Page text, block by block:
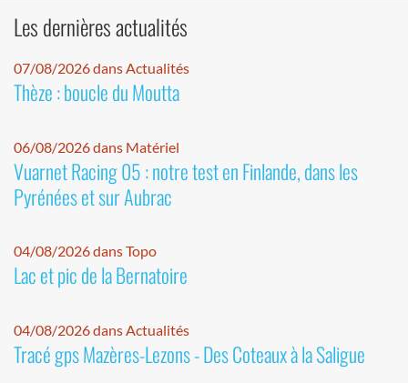
Les dernières actualités
07/08/2026 dans Actualités
Thèze : boucle du Moutta
06/08/2026 dans Matériel
Vuarnet Racing 05 : notre test en Finlande, dans les
Pyrénées et sur Aubrac
04/08/2026 dans Topo
Lac et pic de la Bernatoire
04/08/2026 dans Actualités
Tracé gps Mazères-Lezons - Des Coteaux à la Saligue